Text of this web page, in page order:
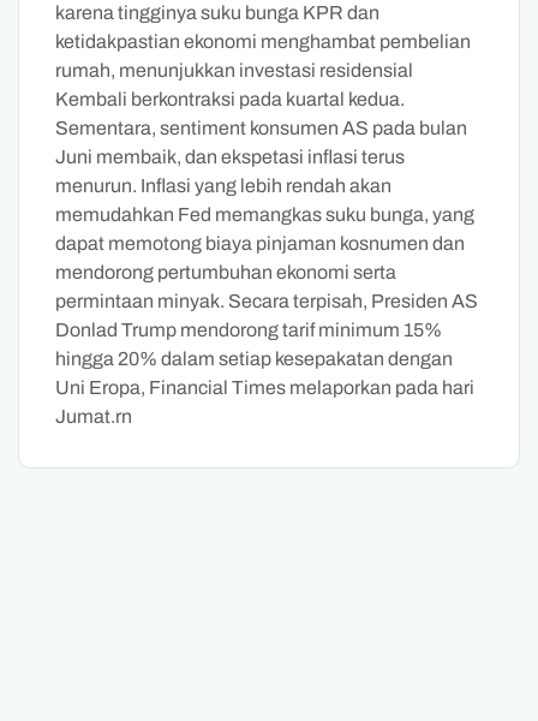
karena tingginya suku bunga KPR dan
ketidakpastian ekonomi menghambat pembelian
rumah, menunjukkan investasi residensial
Kembali berkontraksi pada kuartal kedua.
Sementara, sentiment konsumen AS pada bulan
Juni membaik, dan ekspetasi inflasi terus
menurun. Inflasi yang lebih rendah akan
memudahkan Fed memangkas suku bunga, yang
dapat memotong biaya pinjaman kosnumen dan
mendorong pertumbuhan ekonomi serta
permintaan minyak. Secara terpisah, Presiden AS
Donlad Trump mendorong tarif minimum 15%
hingga 20% dalam setiap kesepakatan dengan
Uni Eropa, Financial Times melaporkan pada hari
Jumat.rn